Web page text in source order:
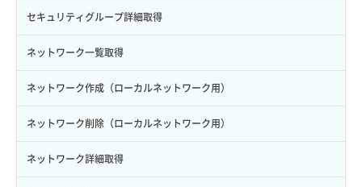
ボリューム詳細一覧取得
ボリューム詳細取得
自動バックアップ有効化
自動バックアップ無効化
サーバープラン詳細一覧取得
サーバープラン詳細取得
サーバーメタデータ取得
サーバーメタデータ更新（ネームタグ変更）
サーバー一覧取得
セキュリティグループ詳細取得
ネットワーク一覧取得
ネットワーク作成（ローカルネットワーク用）
ネットワーク削除（ローカルネットワーク用）
ネットワーク詳細取得